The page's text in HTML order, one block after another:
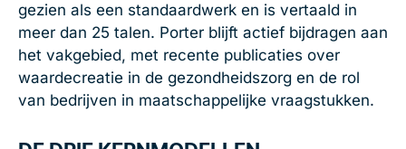
gezien als een standaardwerk en is vertaald in
meer dan 25 talen. Porter blijft actief bijdragen aan
het vakgebied, met recente publicaties over
waardecreatie in de gezondheidszorg en de rol
van bedrijven in maatschappelijke vraagstukken.